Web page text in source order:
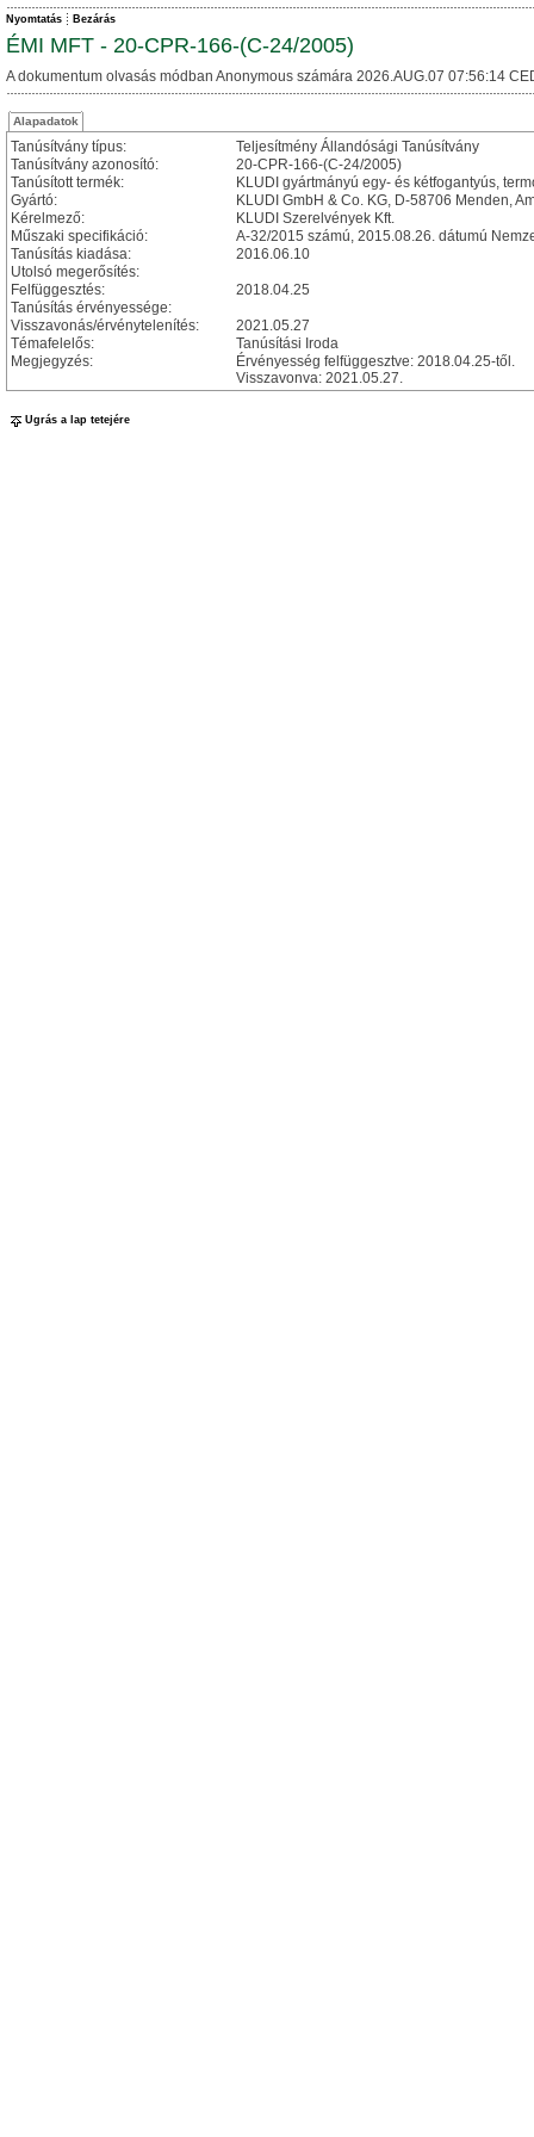
Nyomtatás Bezárás
ÉMI MFT - 20-CPR-166-(C-24/2005)
A dokumentum olvasás módban Anonymous számára 2026.AUG.07 07:56:14
Alapadatok
Tanúsítvány típus:
Teljesítmény Állandósági Tanúsítvány
Tanúsítvány azonosító:
20-CPR-166-(C-24/2005)
Tanúsított termék:
KLUDI gyártmányú egy- és kétfogantyús,
Gyártó:
KLUDI GmbH & Co. KG, D-58706 Menden,
Kérelmező:
KLUDI Szerelvények Kft.
Műszaki specifikáció:
A-32/2015 számú, 2015.08.26. dátumú
Tanúsítás kiadása:
2016.06.10
Utolsó megerősítés:
Felfüggesztés:
2018.04.25
Tanúsítás érvényessége:
Visszavonás/érvénytelenítés:
2021.05.27
Témafelelős:
Tanúsítási Iroda
Megjegyzés:
Érvényesség felfüggesztve: 2018.04.25-től.
Visszavonva: 2021.05.27.
Ugrás a lap tetejére